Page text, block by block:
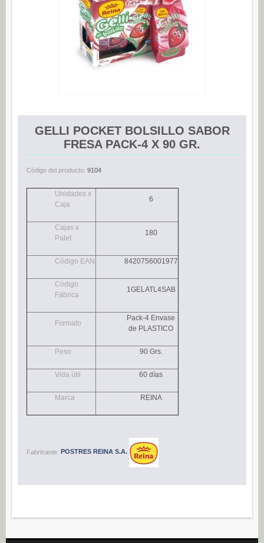
Espárragos (0)
Anchoas (25)
Boquerones (3)
Sardinillas (15)
CONSERVAS DULCES
Ecológico (0)
Navidad (0)
Congelados (27)
Agua (22)
Isotónicos (6)
Refrescos (11)
Vino (0)
Cafés Gama Alimentación (8)
GELLI POCKET BOLSILLO SABOR
FRESA PACK-4 X 90 GR.
Código del producto: 9104
Unidades x
Caja
6
Cajas x
Palet
180
Código EAN 8420756001977
Código
Fábrica
1GELATL4SAB
Formato
Pack-4 Envase
de PLASTICO
Peso 90 Grs.
Vida útil 60 días
Marca REINA
Fabricante: POSTRES REINA S.A.